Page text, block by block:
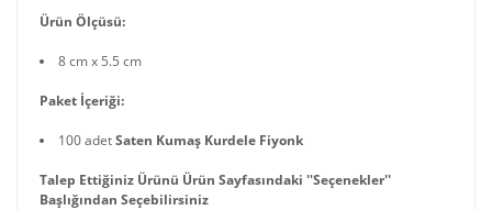
Ürün Ölçüsü:
8 cm x 5.5 cm
Paket İçeriği:
100 adetSaten Kumaş Kurdele Fiyonk
Talep Ettiğiniz Ürünü Ürün Sayfasındaki ''Seçenekler''
Başlığından Seçebilirsiniz